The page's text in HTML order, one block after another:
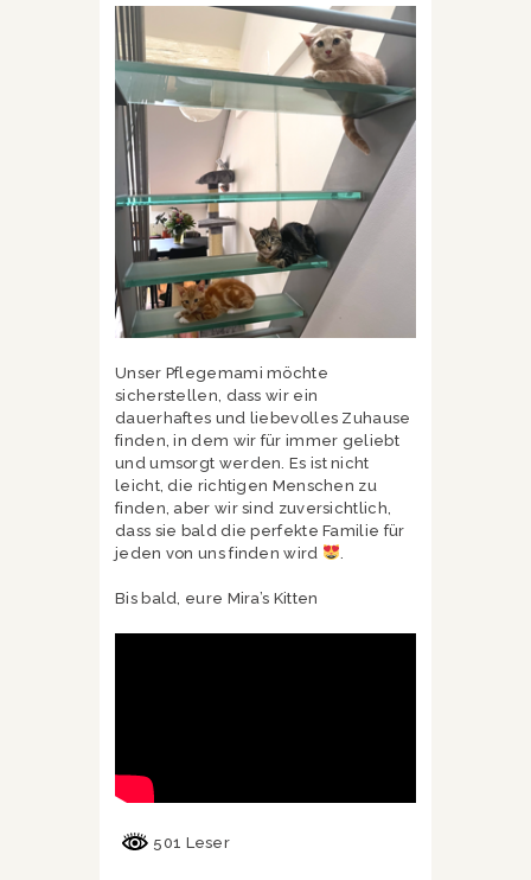
Unser Pflegemami möchte
sicherstellen, dass wir ein
dauerhaftes und liebevolles Zuhause
finden, in dem wir für immer geliebt
und umsorgt werden. Es ist nicht
leicht, die richtigen Menschen zu
finden, aber wir sind zuversichtlich,
dass sie bald die perfekte Familie für
jeden von uns finden wird
Bis bald, eure Mira’s Kitten
501 Leser